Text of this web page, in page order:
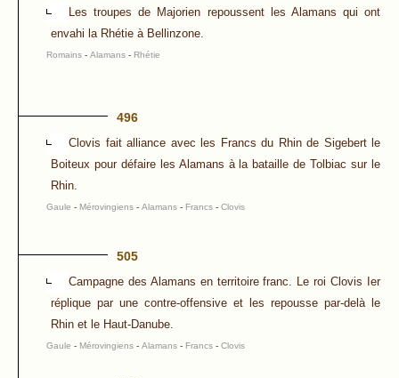
Les troupes de Majorien repoussent les Alamans qui ont
envahi la Rhétie à Bellinzone.
Romains - Alamans - Rhétie
496
Clovis fait alliance avec les Francs du Rhin de Sigebert le
Boiteux pour défaire les Alamans à la bataille de Tolbiac sur le
Rhin.
Gaule - Mérovingiens - Alamans - Francs - Clovis
505
Campagne des Alamans en territoire franc. Le roi Clovis Ier
réplique par une contre-offensive et les repousse par-delà le
Rhin et le Haut-Danube.
Gaule - Mérovingiens - Alamans - Francs - Clovis